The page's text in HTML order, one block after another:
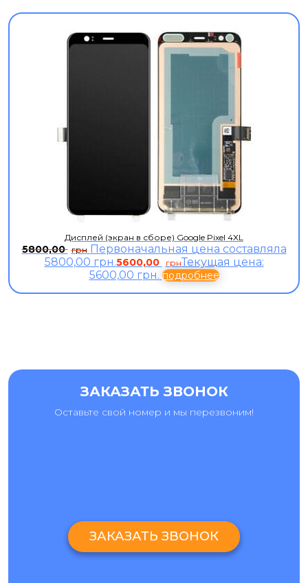
Дисплей (экран в сборе) Google Pixel 4XL
5800,00 грн Первоначальная цена составляла
5800,00 грн.5600,00 грнТекущая цена:
5600,00 грн. подробнее
ЗАКАЗАТЬ ЗВОНОК
Оставьте свой номер и мы перезвоним!
ЗАКАЗАТЬ ЗВОНОК